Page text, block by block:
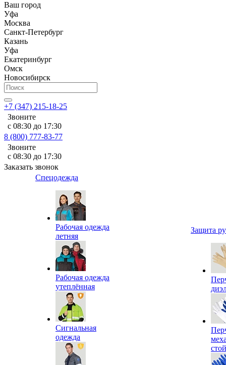
Ваш город
Уфа
Москва
Санкт-Петербург
Казань
Уфа
Екатеринбург
Омск
Новосибирск
+7 (347) 215-18-25
Звоните
с 08:30 до 17:30
8 (800) 777-83-77
Звоните
с 08:30 до 17:30
Заказать звонок
Спецодежда
Рабочая одежда
летняя
Рабочая одежда
утеплённая
Сигнальная
одежда
Защита